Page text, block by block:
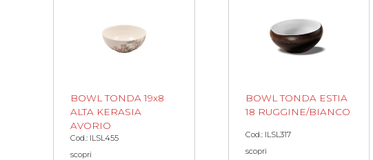
BOWL TONDA 19x8
ALTA KERASIA
AVORIO
Cod.: ILSL455
scopri
BOWL TONDA ESTIA
18 RUGGINE/BIANCO
Cod.: ILSL317
scopri